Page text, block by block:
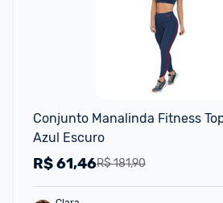
Conjunto Manalinda Fitness
Azul Escuro
R$ 181,90
R$61,46